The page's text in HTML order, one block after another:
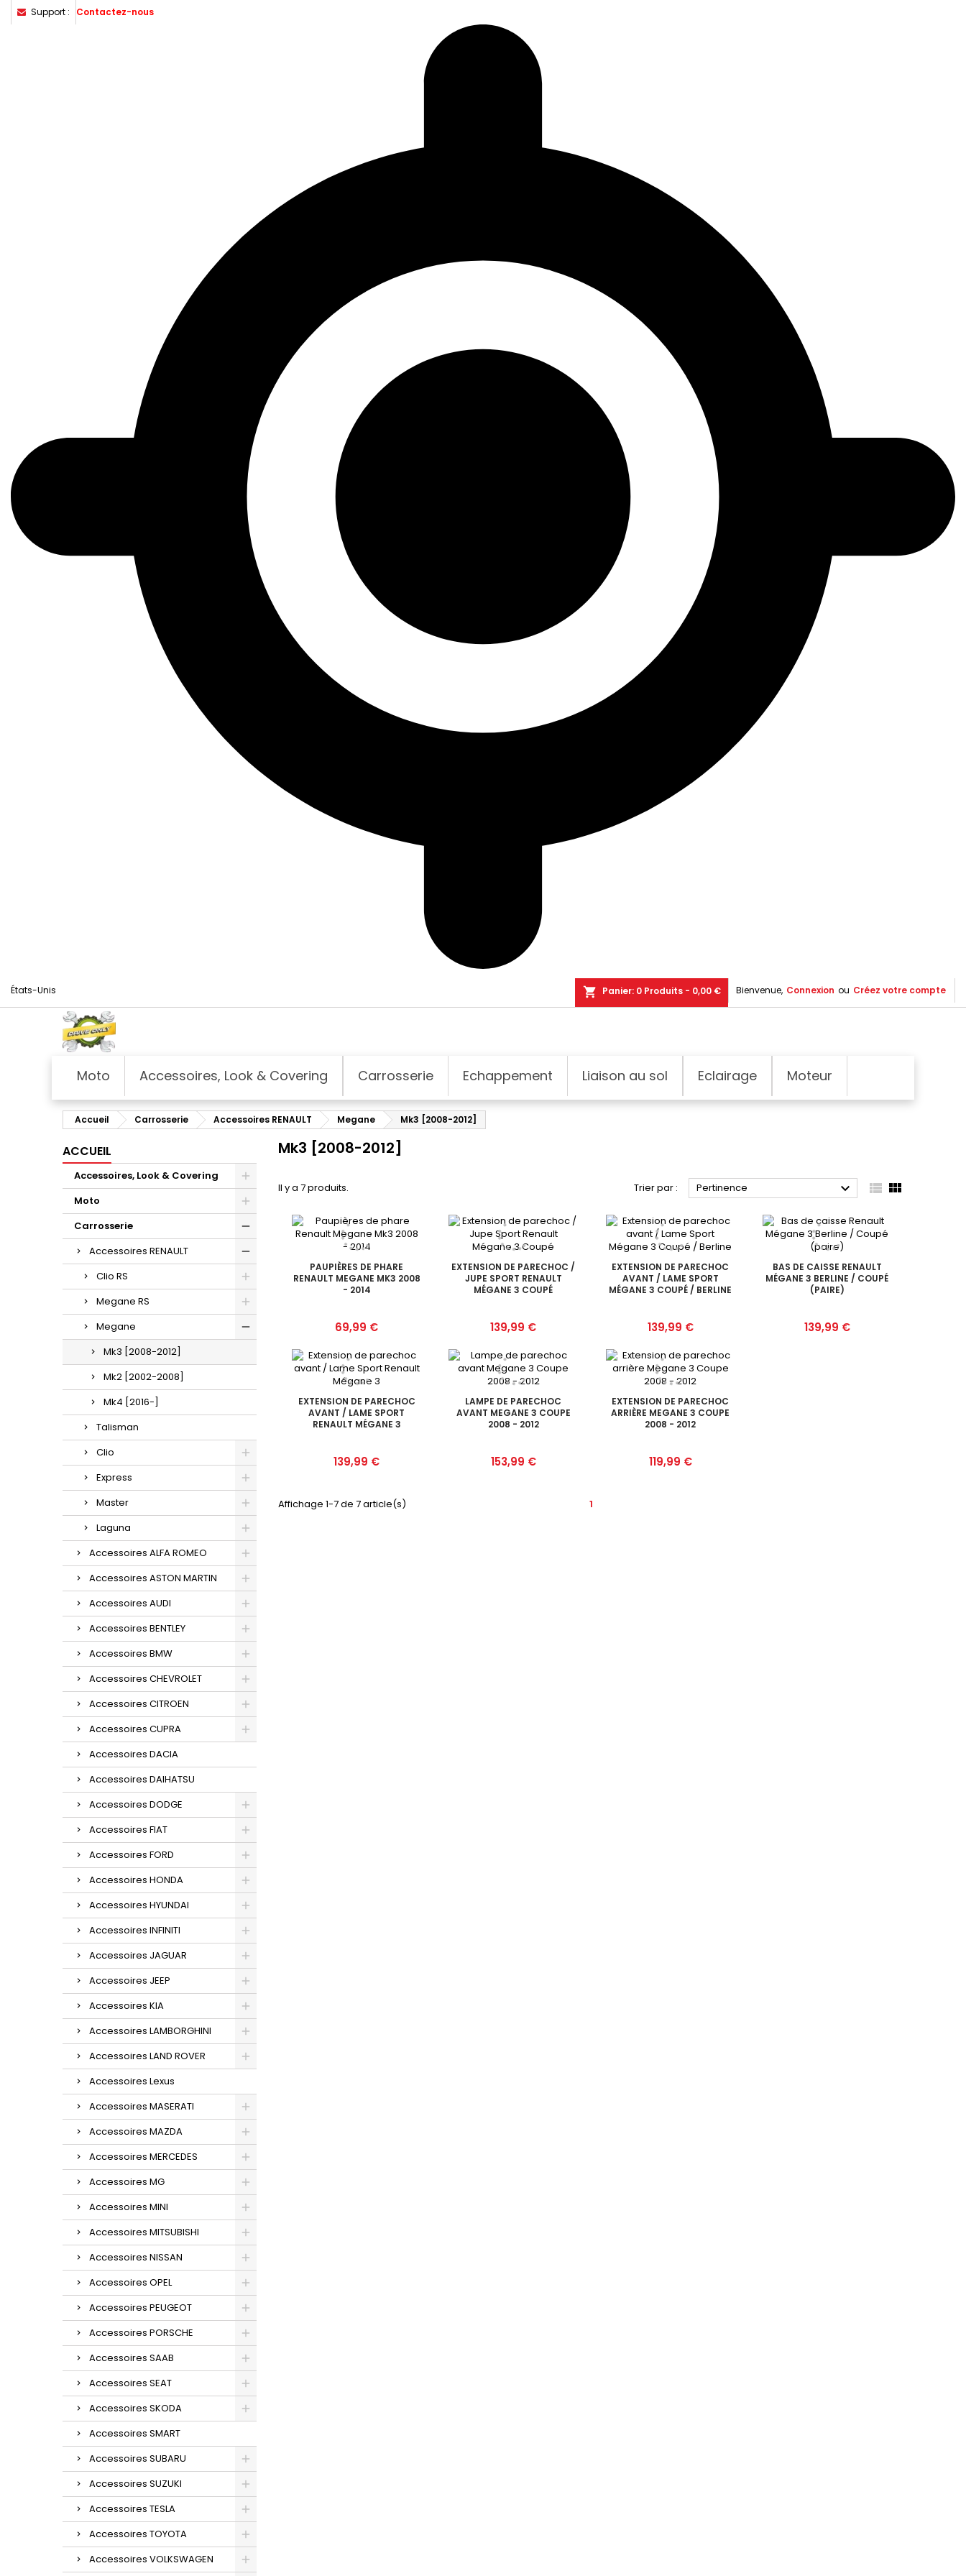
Support : Contactez-nous
États-Unis Bienvenue, Connexion ou Créez votre compte
shopping_cart Panier: 0 Produits - 0,00 €
Moto Accessoires, Look & Covering Carrosserie Echappement Liaison au sol Eclairage Moteur
Accueil Carrosserie Accessoires RENAULT Megane Mk3 [2008-2012]
ACCUEIL
Accessoires, Look & Covering
Moto
Carrosserie
Accessoires RENAULT
Clio RS
Megane RS
Megane
Mk3 [2008-2012]
Mk2 [2002-2008]
Mk4 [2016-]
Talisman
Clio
Express
Master
Laguna
Accessoires ALFA ROMEO
Accessoires ASTON MARTIN
Accessoires AUDI
Accessoires BENTLEY
Accessoires BMW
Accessoires CHEVROLET
Accessoires CITROEN
Accessoires CUPRA
Accessoires DACIA
Accessoires DAIHATSU
Accessoires DODGE
Accessoires FIAT
Accessoires FORD
Accessoires HONDA
Accessoires HYUNDAI
Accessoires INFINITI
Accessoires JAGUAR
Accessoires JEEP
Accessoires KIA
Accessoires LAMBORGHINI
Accessoires LAND ROVER
Accessoires Lexus
Accessoires MASERATI
Accessoires MAZDA
Accessoires MERCEDES
Accessoires MG
Accessoires MINI
Accessoires MITSUBISHI
Accessoires NISSAN
Accessoires OPEL
Accessoires PEUGEOT
Accessoires PORSCHE
Accessoires SAAB
Accessoires SEAT
Accessoires SKODA
Accessoires SMART
Accessoires SUBARU
Accessoires SUZUKI
Accessoires TESLA
Accessoires TOYOTA
Accessoires VOLKSWAGEN
Mk3 [2008-2012]
Il y a 7 produits. Trier par : Pertinence   
PAUPIÈRES DE PHARE
RENAULT MEGANE MK3 2008
- 2014
Prix
69,99 €
EXTENSION DE PARECHOC /
JUPE SPORT RENAULT
MÉGANE 3 COUPÉ
Prix
139,99 €
EXTENSION DE PARECHOC
AVANT / LAME SPORT
MÉGANE 3 COUPÉ / BERLINE
Prix
139,99 €
BAS DE CAISSE RENAULT
MÉGANE 3 BERLINE / COUPÉ
(PAIRE)
Prix
139,99 €
EXTENSION DE PARECHOC
AVANT / LAME SPORT
RENAULT MÉGANE 3
Prix
139,99 €
LAMPE DE PARECHOC
AVANT MEGANE 3 COUPE
2008 - 2012
Prix
153,99 €
EXTENSION DE PARECHOC
ARRIÈRE MEGANE 3 COUPE
2008 - 2012
Prix
119,99 €
Affichage 1-7 de 7 article(s) 1